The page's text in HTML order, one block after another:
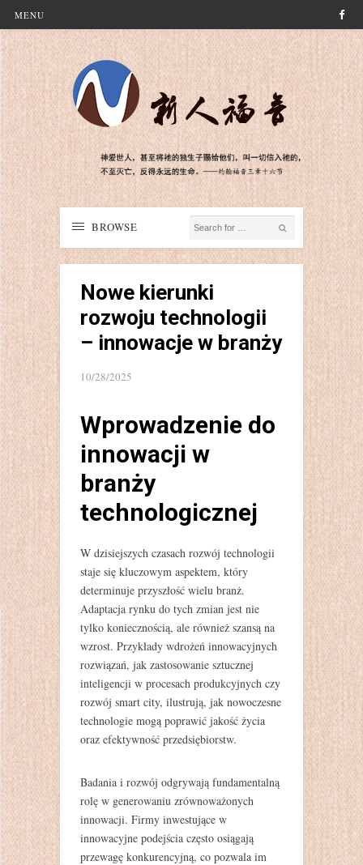
MENU
BROWSE
Nowe kierunki
rozwoju technologii
– innowacje w branży
10/28/2025
Wprowadzenie do
innowacji w
branży
technologicznej
W dzisiejszych czasach rozwój technologii
staje się kluczowym aspektem, który
determinuje przyszłość wielu branż.
Adaptacja rynku do tych zmian jest nie
tylko koniecznością, ale również szansą na
wzrost. Przykłady wdrożeń innowacyjnych
rozwiązań, jak zastosowanie sztucznej
inteligencji w procesach produkcyjnych czy
rozwój smart city, ilustrują, jak nowoczesne
technologie mogą poprawić jakość życia
oraz efektywność przedsiębiorstw.
Badania i rozwój odgrywają fundamentalną
rolę w generowaniu zrównoważonych
innowacji. Firmy inwestujące w
innowacyjne podejścia często osiągają
przewagę konkurencyjną, co pozwala im